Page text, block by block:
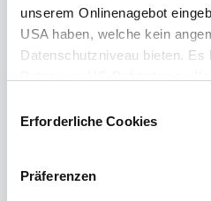
unserem Onlinenagebot
USA haben, welche kein
Datenschutzniveau bieten.
Ihnen möglicherweise
zustehen. Die eingesetzten
für eigene Zwecke
zusammenführen. Details zu
Erforderliche Cookies
Präferenzen
Datenschutz
Impressum
fertig und ideal für